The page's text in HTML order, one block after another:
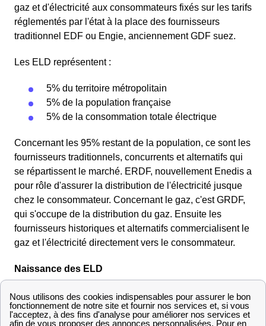
gaz et d'électricité aux consommateurs fixés sur les tarifs
réglementés par l'état à la place des fournisseurs
traditionnel EDF ou Engie, anciennement GDF suez.
Les ELD représentent :
5% du territoire métropolitain
5% de la population française
5% de la consommation totale électrique
Concernant les 95% restant de la population, ce sont les
fournisseurs traditionnels, concurrents et alternatifs qui
se répartissent le marché. ERDF, nouvellement Enedis a
pour rôle d'assurer la distribution de l'électricité jusque
chez le consommateur. Concernant le gaz, c'est GRDF,
qui s'occupe de la distribution du gaz. Ensuite les
fournisseurs historiques et alternatifs commercialisent le
gaz et l'électricité directement vers le consommateur.
Naissance des ELD
entreprise publique locale en charge de la distribution
énergétique (gaz et électricité) sur un territoire non-